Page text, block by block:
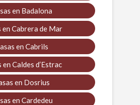
en Badalona
en Cabrera de Mar
en Cabrils
en Caldes d’Estrac
en Dosrius
en Cardedeu